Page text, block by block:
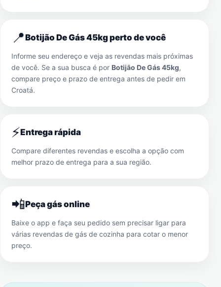
📍Botijão De Gás 45kg perto de você
Informe seu endereço e veja as revendas mais próximas
de você. Se a sua busca é por Botijão De Gás 45kg,
compare preço e prazo de entrega antes de pedir em
Croatá.
⚡Entrega rápida
Compare diferentes revendas e escolha a opção com
melhor prazo de entrega para a sua região.
📲Peça gás online
Baixe o app e faça seu pedido sem precisar ligar para
várias revendas de gás de cozinha para cotar o menor
preço.